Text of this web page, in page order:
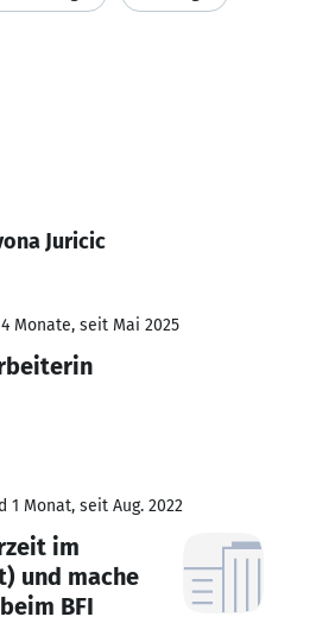
Juricic
Monate, seit Mai 2025
1 Monat, seit Aug. 2022
im
und mache
BFI